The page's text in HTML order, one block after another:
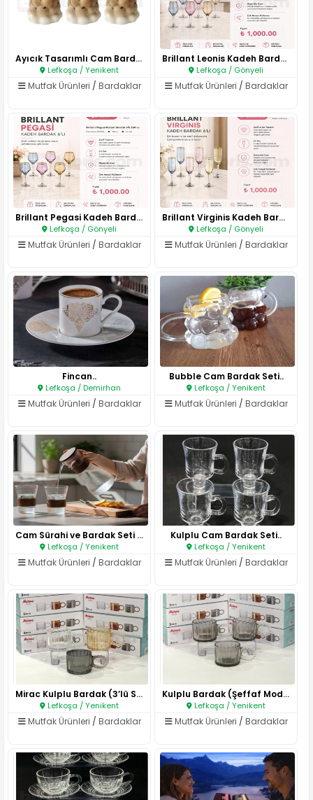
Ayıcık Tasarımlı Cam Bardak..
Lefkoşa / Yenikent
Mutfak Ürünleri / Bardaklar
Brillant Leonis Kadeh Bardak S..
Lefkoşa / Gönyeli
Mutfak Ürünleri / Bardaklar
Brillant Pegasi Kadeh Bardak S..
Lefkoşa / Gönyeli
Mutfak Ürünleri / Bardaklar
Brillant Virginis Kadeh Bardak..
Lefkoşa / Gönyeli
Mutfak Ürünleri / Bardaklar
Fincan..
Lefkoşa / Demirhan
Mutfak Ürünleri / Bardaklar
Bubble Cam Bardak Seti..
Lefkoşa / Yenikent
Mutfak Ürünleri / Bardaklar
Cam Sürahi ve Bardak Seti (Ahş..
Lefkoşa / Yenikent
Mutfak Ürünleri / Bardaklar
Kulplu Cam Bardak Seti..
Lefkoşa / Yenikent
Mutfak Ürünleri / Bardaklar
Mirac Kulplu Bardak (3’lü Set)..
Lefkoşa / Yenikent
Mutfak Ürünleri / Bardaklar
Kulplu Bardak (Şeffaf Model)..
Lefkoşa / Yenikent
Mutfak Ürünleri / Bardaklar